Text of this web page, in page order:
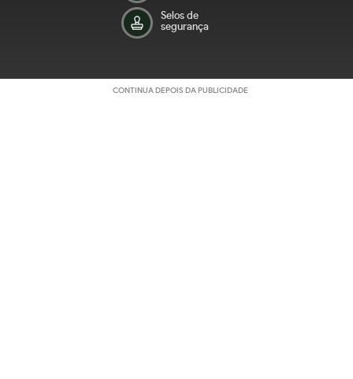
Selos de
segurança
CONTINUA DEPOIS DA PUBLICIDADE